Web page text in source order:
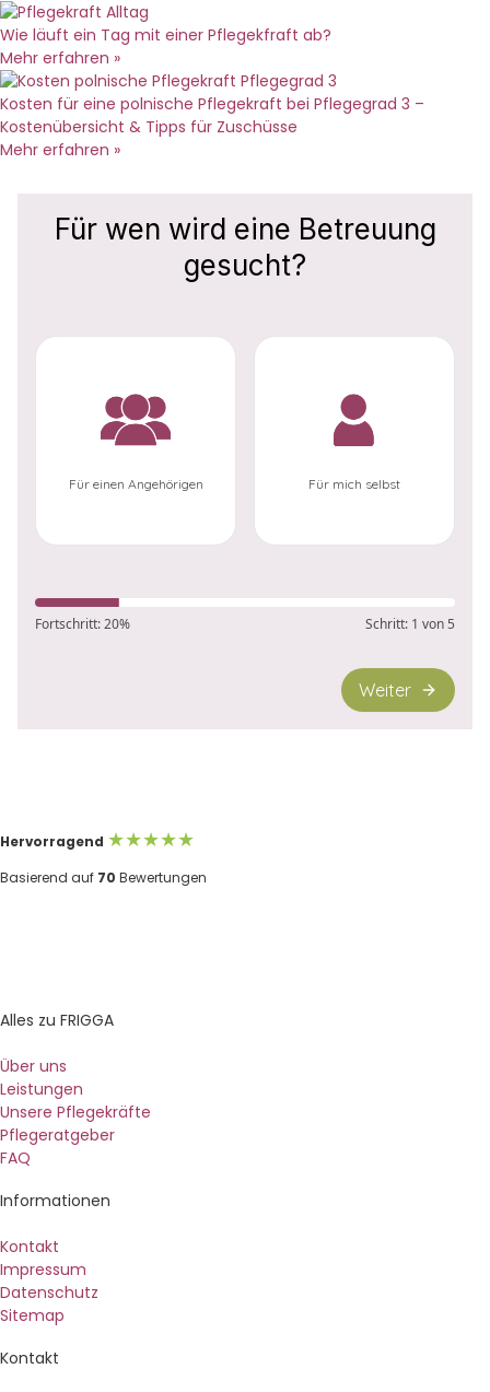
Wie läuft ein Tag mit einer Pflegekfraft ab?
Mehr erfahren »
Kosten für eine polnische Pflegekraft bei Pflegegrad 3 –
Kostenübersicht & Tipps für Zuschüsse
Mehr erfahren »
Hervorragend ★★★★★
Basierend auf 70 Bewertungen
Alles zu FRIGGA
Über uns
Leistungen
Unsere Pflegekräfte
Pflegeratgeber
FAQ
Informationen
Kontakt
Impressum
Datenschutz
Sitemap
Kontakt